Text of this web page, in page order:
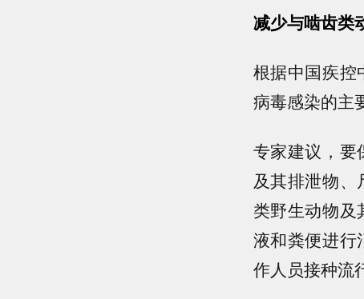
减少与啮齿类
根据中国疾控
病毒感染的主
专家建议，要
及其排泄物
类野生动物
液和粪便进行
作人员接种流